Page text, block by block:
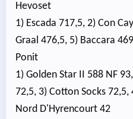
Hevoset
1) Escada 717,5, 2) Con
Graal 476,5, 5) Baccara
Ponit
1) Golden Star II 588 NF
72,5, 3) Cotton Socks 72,5,
Nord D'Hyrencourt 42